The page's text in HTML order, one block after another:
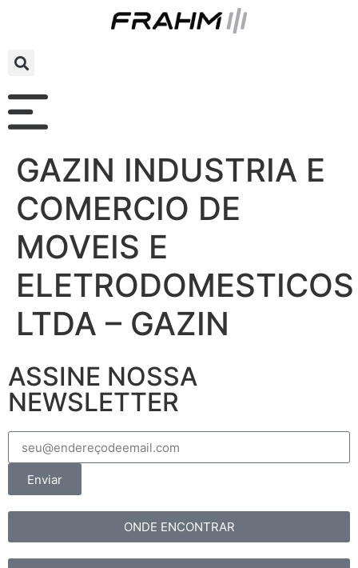
GAZIN INDUSTRIA E
COMERCIO DE
MOVEIS E
ELETRODOMESTICOS
LTDA – GAZIN
ASSINE NOSSA
NEWSLETTER
Enviar
ONDE ENCONTRAR